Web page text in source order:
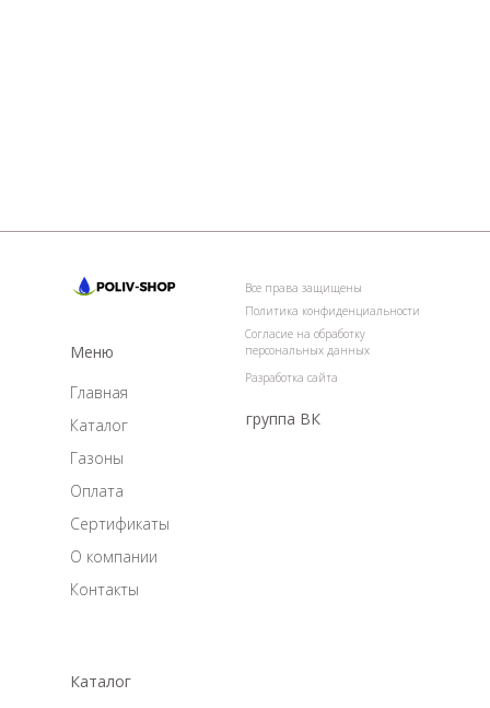
Главная
Все права защищены
Политика конфиденциальности
Разработка сайта
Согласие на обработку
персональных данных
Каталог
Газоны
Оплата
Сертификаты
О компании
Контакты
Меню
Каталог
группа ВК